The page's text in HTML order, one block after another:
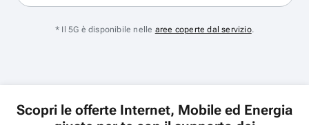
* Il 5G è disponibile nelle aree coperte dal servizio.
Scopri le offerte Internet, Mobile ed Energia